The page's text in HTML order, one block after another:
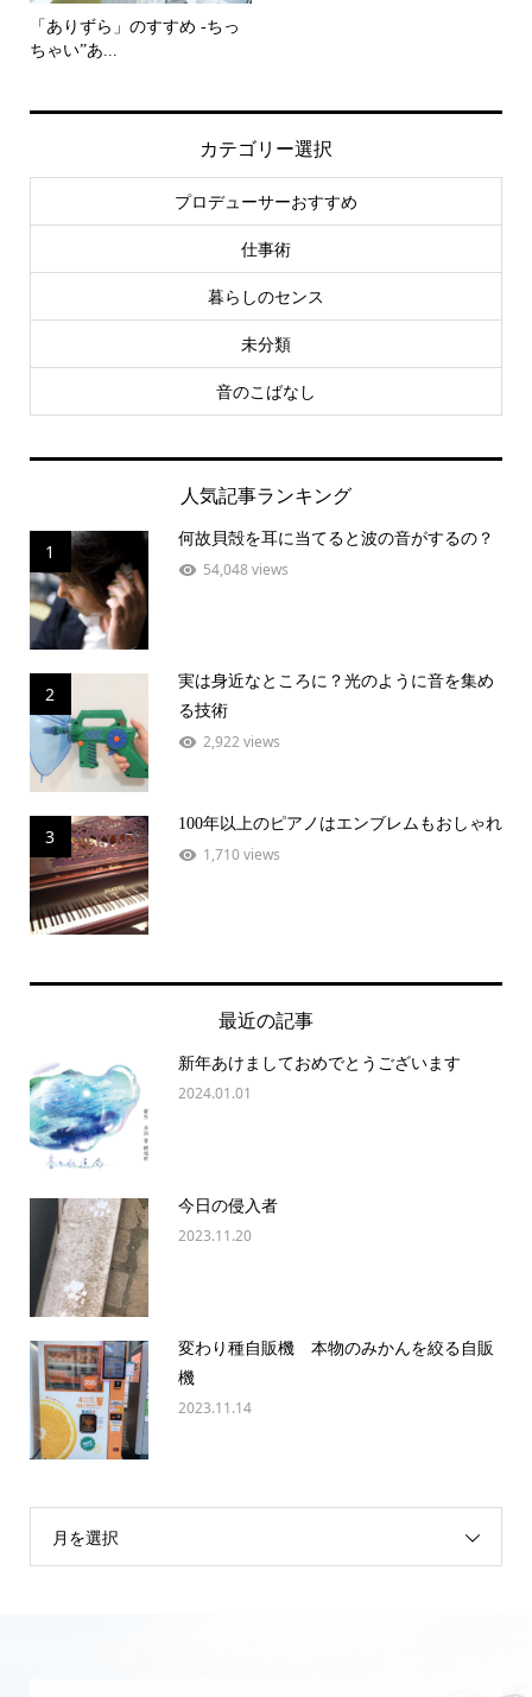
「ありずら」のすすめ -ちっ
ちゃい”あ...
カテゴリー選択
プロデューサーおすすめ
仕事術
暮らしのセンス
未分類
音のこばなし
人気記事ランキング
1
何故貝殻を耳に当てると波の音がするの？
54,048 views
2
実は身近なところに？光のように音を集め
る技術
2,922 views
3
100年以上のピアノはエンブレムもおしゃれ
1,710 views
最近の記事
新年あけましておめでとうございます
2024.01.01
今日の侵入者
2023.11.20
変わり種自販機 本物のみかんを絞る自販
機
2023.11.14
月を選択